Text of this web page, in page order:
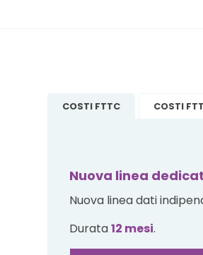
COSTI FTTC COSTI
Nuova linea
Nuova linea dati
Durata12 mesi.